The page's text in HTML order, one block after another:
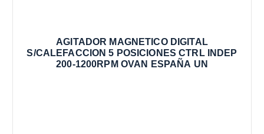
AGITADOR MAGNETICO DIGITAL
S/CALEFACCION 5 POSICIONES CTRL INDEP
200-1200RPM OVAN ESPAÑA UN